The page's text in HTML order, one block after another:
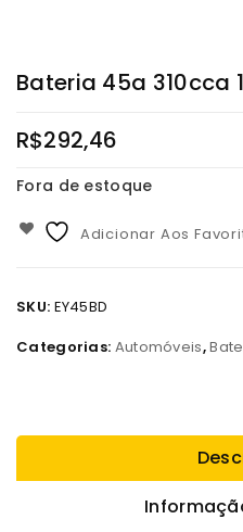
Bateria 45a 310cca
R$292,46
Fora de estoque
Adicionar Aos
SKU: EY45BD
Categorias: Automóveis,